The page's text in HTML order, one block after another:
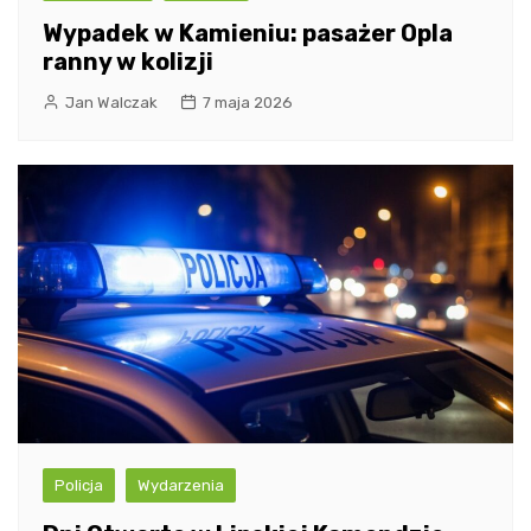
Wypadek w Kamieniu: pasażer Opla
ranny w kolizji
Jan Walczak 7 maja 2026
Policja Wydarzenia